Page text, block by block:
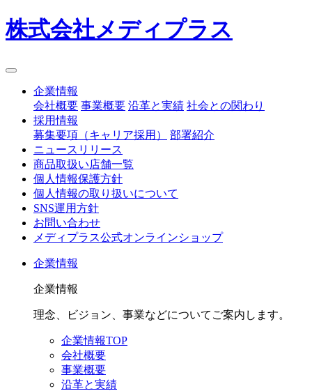
株式会社メディプラス
企業情報
会社概要 事業概要 沿革と実績 社会との関わり
採用情報
募集要項（キャリア採用）
部署紹介
ニュースリリース
商品取扱い店舗一覧
個人情報保護方針
個人情報の取り扱いについて
SNS運用方針
お問い合わせ
メディプラス公式オンラインショップ
企業情報
企業情報
理念、ビジョン、事業などについてご案内します。
企業情報TOP
会社概要
事業概要
沿革と実績